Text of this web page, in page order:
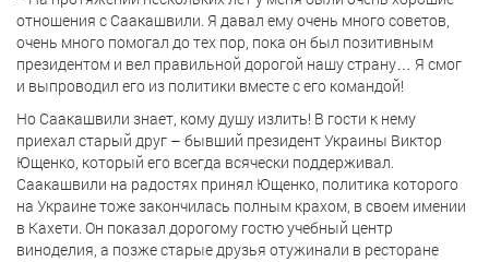
отношения с Саакашвили. Я давал ему очень много советов,
очень много помогал до тех пор, пока он был позитивным
президентом и вел правильной дорогой нашу страну… Я смог
и выпроводил его из политики вместе с его командой!
Но Саакашвили знает, кому душу излить! В гости к нему
приехал старый друг – бывший президент Украины Виктор
Ющенко, который его всегда всячески поддерживал.
Саакашвили на радостях принял Ющенко, политика которого
на Украине тоже закончилась полным крахом, в своем имении
в Кахети. Он показал дорогому гостю учебный центр
виноделия, а позже старые друзья отужинали в ресторане